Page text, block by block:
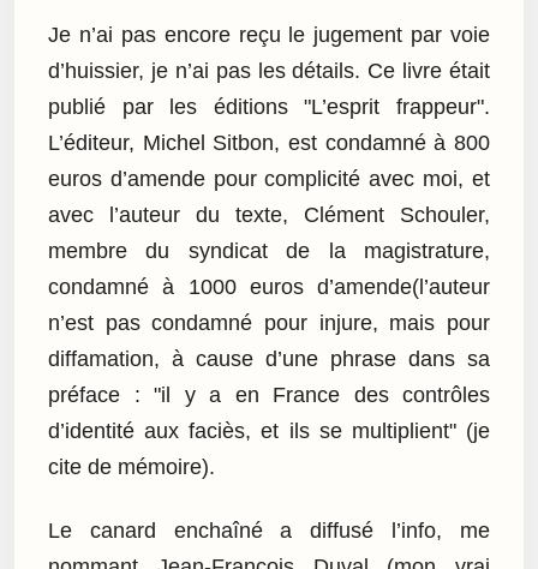
Je n’ai pas encore reçu le jugement par voie
d’huissier, je n’ai pas les détails. Ce livre était
publié par les éditions "L’esprit frappeur".
L’éditeur, Michel Sitbon, est condamné à 800
euros d’amende pour complicité avec moi, et
avec l’auteur du texte, Clément Schouler,
membre du syndicat de la magistrature,
condamné à 1000 euros d’amende(l’auteur
n’est pas condamné pour injure, mais pour
diffamation, à cause d’une phrase dans sa
préface : "il y a en France des contrôles
d’identité aux faciès, et ils se multiplient" (je
cite de mémoire).
Le canard enchaîné a diffusé l’info, me